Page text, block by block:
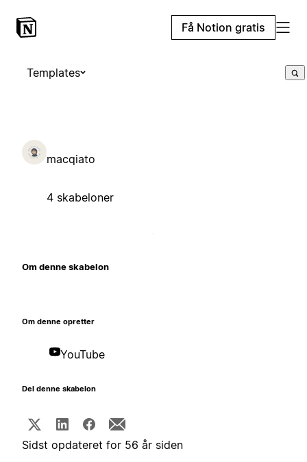
Få Notion gratis
Templates
macqiato
4 skabeloner
Om denne skabelon
Om denne opretter
YouTube
Del denne skabelon
Sidst opdateret for 56 år siden